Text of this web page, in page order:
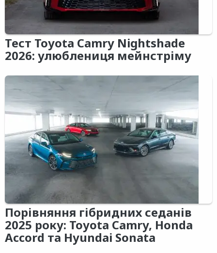
Тест Toyota Camry Nightshade
2026: улюблениця мейнстріму
Порівняння гібридних седанів
2025 року: Toyota Camry, Honda
Accord та Hyundai Sonata